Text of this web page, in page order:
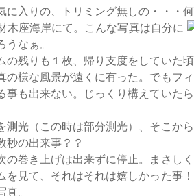
に入りの、トリミング無しの・・・
木座海岸にて。こんな写真は自分に
なぁ。
の残りも１枚、帰り支度をしていた頃
の様な風景が遠くに有った。でもフ
事も出来ない。じっくり構えていた
測光（この時は部分測光）、そこか
秒の出来事？？
の巻き上げは出来ずに停止。まさし
を見て、それはそれは嬉しかった事
。